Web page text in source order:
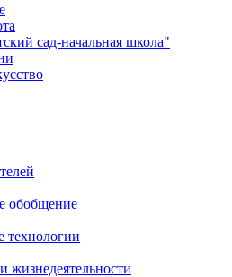
сад-начальная школа"
обобщение
технологии
жизнедеятельности